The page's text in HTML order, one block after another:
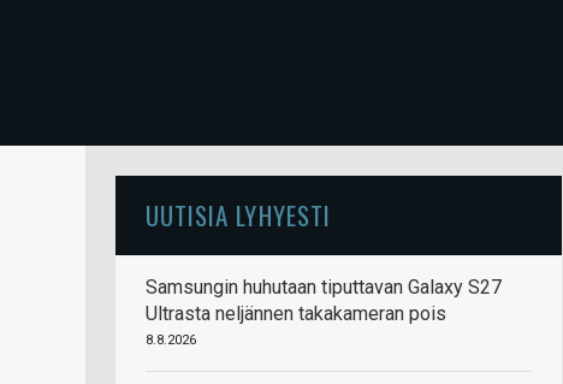
UUTISIA LYHYESTI
Samsungin huhutaan tiputtavan Galaxy S27
Ultrasta neljännen takakameran pois
8.8.2026